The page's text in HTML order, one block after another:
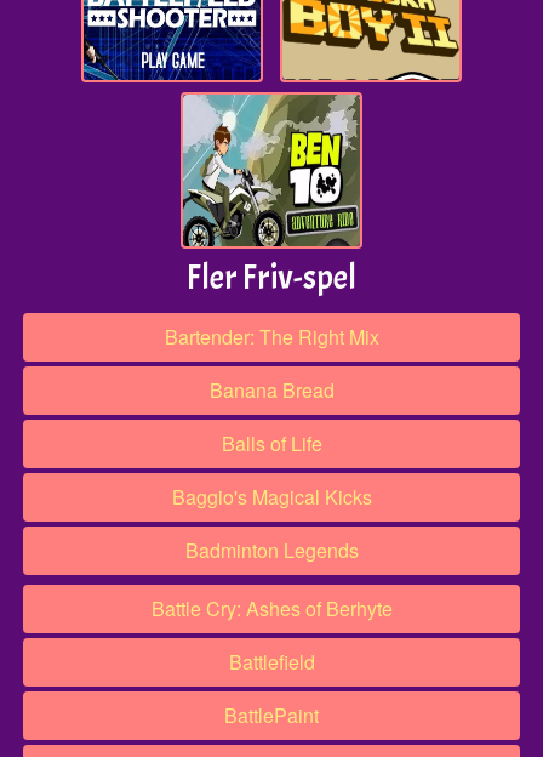
Fler Friv-spel
Bartender: The Right Mix
Banana Bread
Balls of Life
Baggio's Magical Kicks
Badminton Legends
Battle Cry: Ashes of Berhyte
Battlefield
BattlePaint